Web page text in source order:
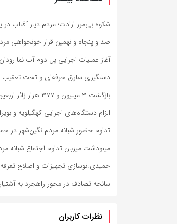
شکوه بی‌مرز ارادت؛ مردم دیار آفتاب
صد و پنجاه و نهمین قرار خونخواهی
آغاز عملیات اجرایی پل دوم آب نما
دستگیری سارق حرفه‌ای و تحت تعقیب
بازگشت ۳ میلیون و ۳۷۷ هزار زائر اربعین به کشور
الزام دستگاه‌های اجرایی کهگیلویه و
تداوم حضور شبانه مردم نگین‌شهر در
مینودشت میزبان تداوم اجتماع شبانه
حمیدی:نوسازی تجهیزات و اصلاح
سانحه تصادف در محور راهجرد به
نظرات کاربران